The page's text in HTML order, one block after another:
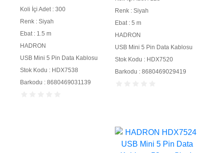
Koli İçi Adet : 300
Renk : Siyah
Ebat : 1.5 m
HADRON
USB Mini 5 Pin Data Kablosu
Stok Kodu : HDX7538
Barkodu : 8680469031139
Renk : Siyah
Ebat : 5 m
HADRON
USB Mini 5 Pin Data Kablosu
Stok Kodu : HDX7520
Barkodu : 8680469029419